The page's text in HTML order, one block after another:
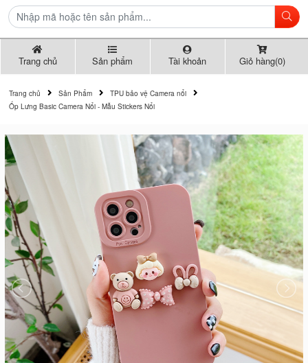
Trang chủ Sản phẩm Tài khoản Giỏ hàng(0)
Trang chủ Sản Phẩm
TPU bảo vệ Camera nổi
Ốp Lưng Basic Camera Nổi - Mẫu Stickers Nổi